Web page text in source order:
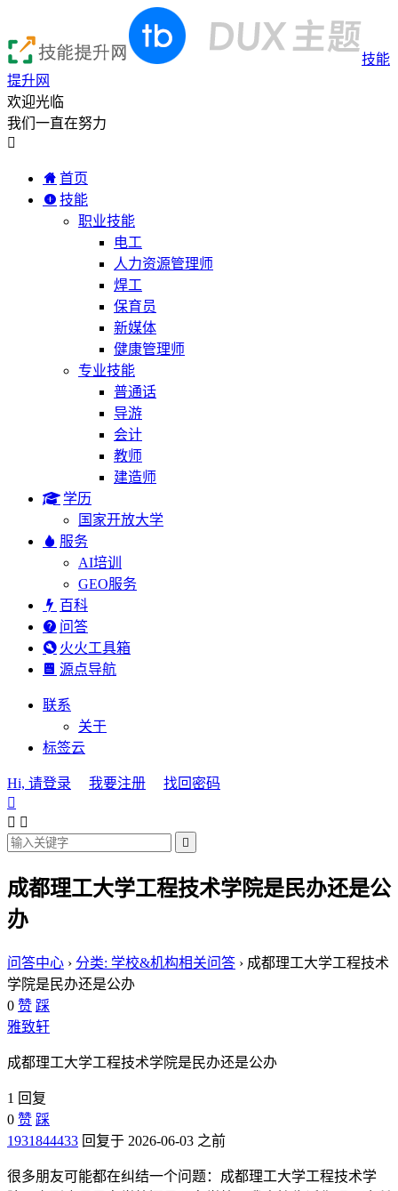
技能
提升网
欢迎光临
我们一直在努力

首页
技能
职业技能
电工
人力资源管理师
焊工
保育员
新媒体
健康管理师
专业技能
普通话
导游
会计
教师
建造师
学历
国家开放大学
服务
AI培训
GEO服务
百科
问答
火火工具箱
源点导航
联系
关于
标签云
Hi, 请登录 我要注册
找回密码

 

成都理工大学工程技术学院是民办还是公
办
问答中心 › 分类: 学校&机构相关问答 › 成都理工大学工程技术
学院是民办还是公办
0 赞 踩
雅致轩
成都理工大学工程技术学院是民办还是公办
1 回复
0 赞 踩
1931844433 回复于 2026-06-03 之前
很多朋友可能都在纠结一个问题：成都理工大学工程技术学